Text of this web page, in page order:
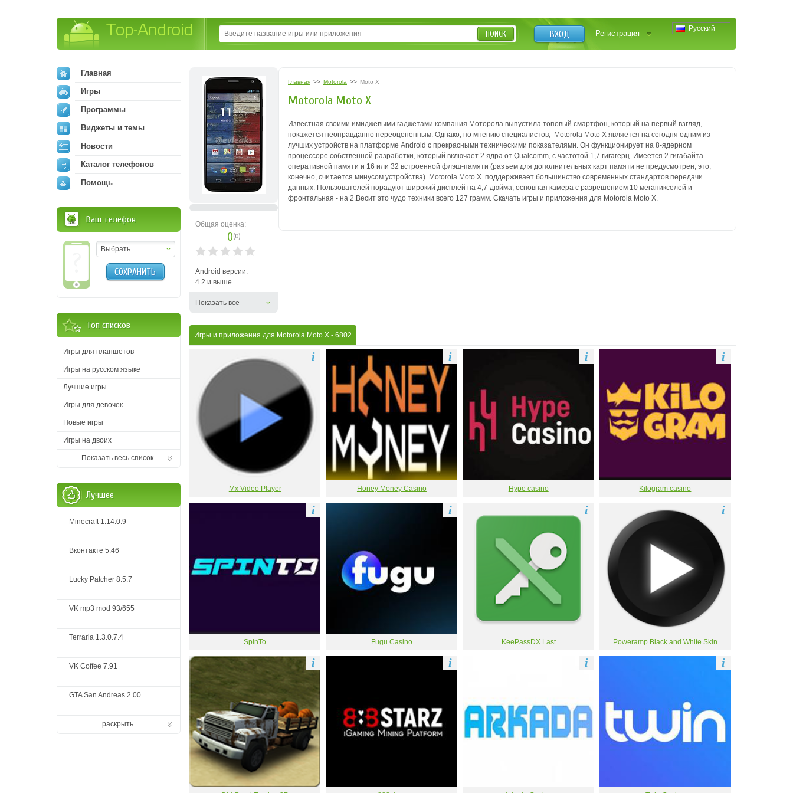
Русский
ВХОД Регистрация
ПОИСК
Общая оценка:
0(0)
Android версии:
4.2 и выше
Показать все
Главная >> Motorola >> Moto X
Motorola Moto X
Известная своими имиджевыми гаджетами компания Моторола выпустила топовый смартфон, который на первый взгляд,
покажется неоправданно переоцененным. Однако, по мнению специалистов, Motorola Moto X является на сегодня одним из
лучших устройств на платформе Android с прекрасными техническими показателями. Он функционирует на 8-ядерном
процессоре собственной разработки, который включает 2 ядра от Qualcomm, с частотой 1,7 гигагерц. Имеется 2 гигабайта
оперативной памяти и 16 или 32 встроенной флэш-памяти (разъем для дополнительных карт памяти не предусмотрен; это,
конечно, считается минусом устройства). Motorola Moto X поддерживает большинство современных стандартов передачи
данных. Пользователей порадуют широкий дисплей на 4,7-дюйма, основная камера с разрешением 10 мегапикселей и
фронтальная - на 2.Весит это чудо техники всего 127 грамм. Скачать игры и приложения для Motorola Moto X.
Игры и приложения для Motorola Moto X - 6802
Mx Video Player
i
Honey Money Casino
i
Hype casino
i
Kilogram casino
i
SpinTo
i
Fugu Casino
i
KeePassDX Last
i
Poweramp Black and White Skin
i
i i i i
Главная
Игры
Программы
Виджеты и темы
Новости
Каталог телефонов
Помощь
Ваш телефон
Выбрать
СОХРАНИТЬ
Топ списков
Игры для планшетов
Игры на русском языке
Лучшие игры
Игры для девочек
Новые игры
Игры на двоих
Показать весь список
Лучшее
Minecraft 1.14.0.9
Вконтакте 5.46
Lucky Patcher 8.5.7
VK mp3 mod 93/655
Terraria 1.3.0.7.4
VK Coffee 7.91
GTA San Andreas 2.00
раскрыть